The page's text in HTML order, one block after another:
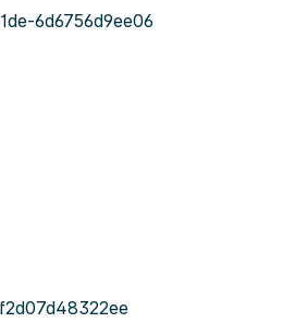
6d6756d9ee06